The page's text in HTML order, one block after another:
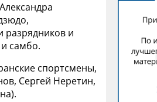
разрядников и
самбо.
спортсмены,
Сергей Неретин,